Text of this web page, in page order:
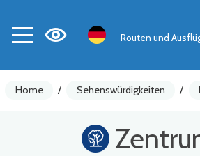
Routen und
Home / Sehenswürdigkeiten /